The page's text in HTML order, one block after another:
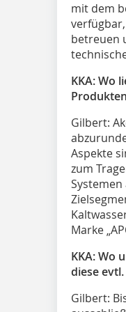
mit dem
betreuen
KKA: Wo
Gilbert:
Aspekte
zum
Marke
KKA: Wo
diese
Gilbert: